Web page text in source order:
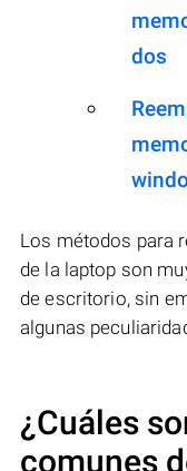
dos
Los métodos para
de la laptop son
de escritorio, sin
algunas
¿Cuáles
comunes